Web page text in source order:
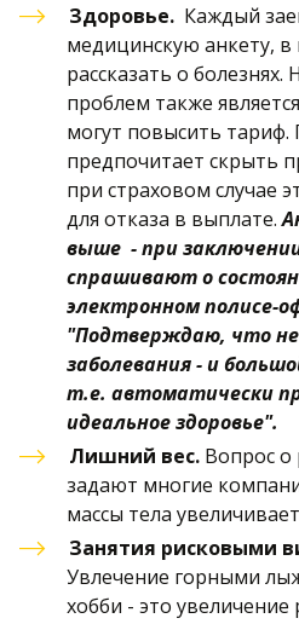
Здоровье. Каждый
медицинскую анкету, в
рассказать о
проблем также
могут повысить
предпочитает скрыть
при страховом случае
для отказа в выплате.
выше  - при
спрашивают о
электронном полисе-
"Подтверждаю, что
заболевания - и
т.е. автоматически
идеальное здоровье".
Лишний вес. Вопрос о
задают многие
массы тела
Увлечение горными
хобби - это увеличение